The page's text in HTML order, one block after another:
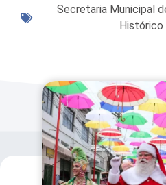
Secretaria Municipal
Histórico